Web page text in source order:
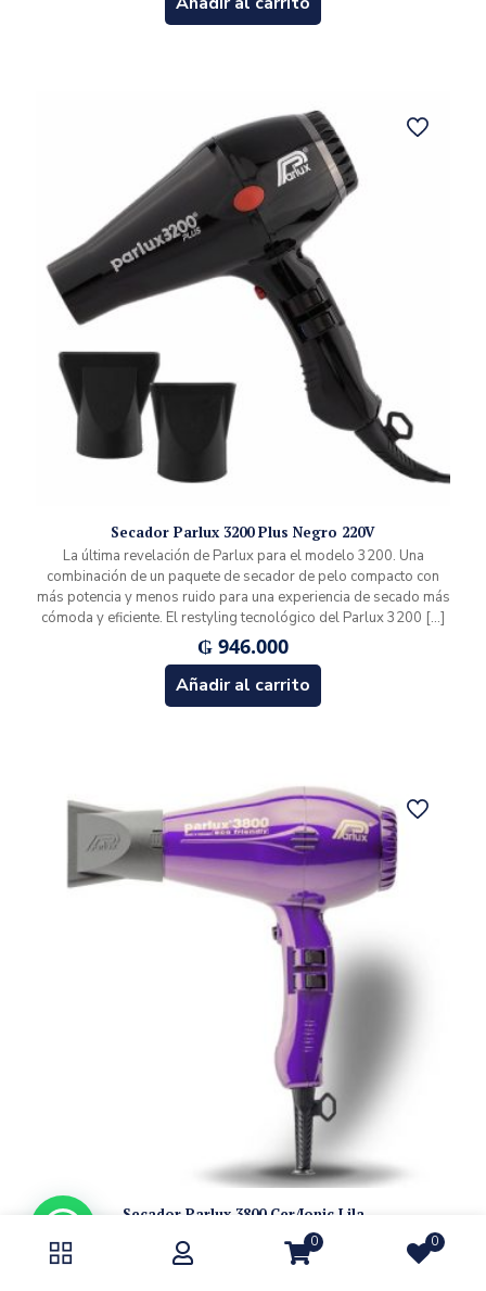
Secador Parlux 3200 Plus Negro 220V
La última revelación de Parlux para el modelo 3200. Una
combinación de un paquete de secador de pelo compacto con
más potencia y menos ruido para una experiencia de secado más
cómoda y eficiente. El restyling tecnológico del Parlux 3200 […]
₲ 946.000
Añadir al carrito
Secador Parlux 3800 Cer/Ionic Lila
2285, 3800, parlux
₲ 1.139.000
0 0